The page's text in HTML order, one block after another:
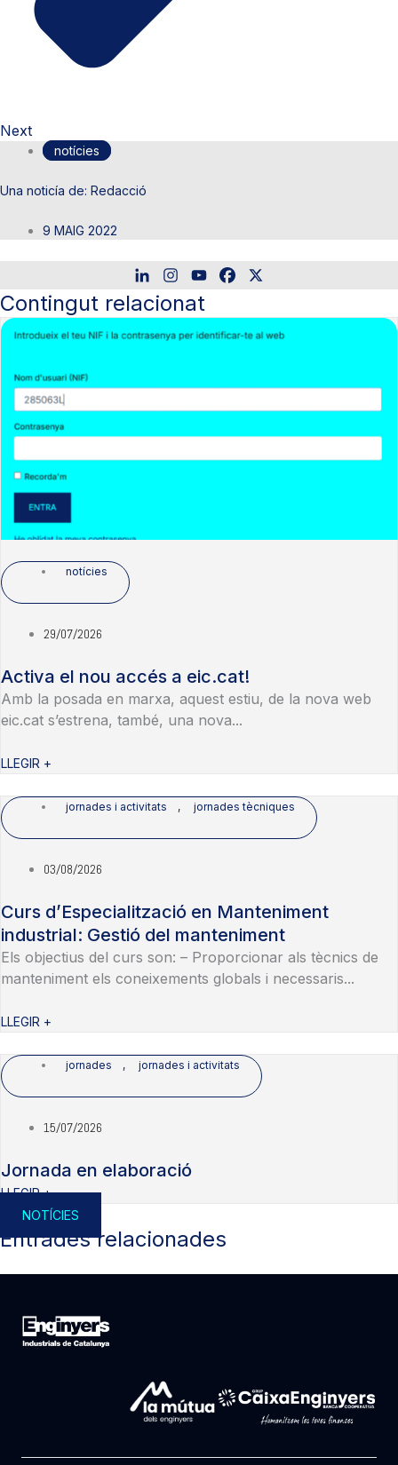
Next
notícies
Redacció
9 MAIG 2022
Contingut relacionat
notícies
29/07/2026
Activa el nou accés a eic.cat!
Amb la posada en marxa, aquest estiu, de la nova web
eic.cat s’estrena, també, una nova...
LLEGIR +
jornades i activitats , jornades tècniques
03/08/2026
Curs d’Especialització en Manteniment
industrial: Gestió del manteniment
Els objectius del curs son: – Proporcionar als tècnics de
manteniment els coneixements globals i necessaris...
LLEGIR +
jornades , jornades i activitats
15/07/2026
Jornada en elaboració
LLEGIR +
NOTÍCIES
Entrades relacionades